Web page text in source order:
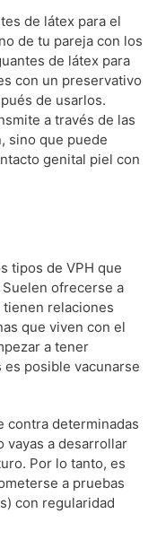
de látex para el
de tu pareja con los
de látex para
con un preservativo
de usarlos.
a través de las
sino que puede
genital piel con
tipos de VPH que
ofrecerse a
relaciones
que viven con el
a tener
es posible vacunarse
contra determinadas
vayas a desarrollar
Por lo tanto, es
a pruebas
con regularidad